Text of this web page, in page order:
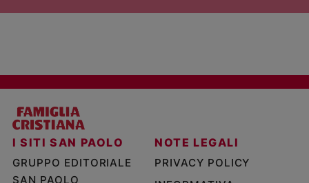
I SITI SAN PAOLO
GRUPPO EDITORIALE
SAN PAOLO
NOTE LEGALI
PRIVACY POLICY